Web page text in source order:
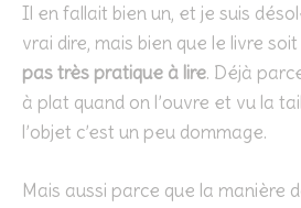
Il en fallait bien un, et je suis
vrai dire, mais bien que le livre
pas très pratique à lire. Déjà
à plat quand on l’ouvre et vu la
l’objet c’est un peu dommage.
Mais aussi parce que la manière